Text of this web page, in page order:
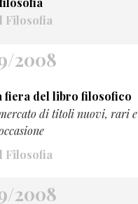
Filosofia
2008
fiera del libro filosofico
di titoli nuovi, rari e
Filosofia
2008